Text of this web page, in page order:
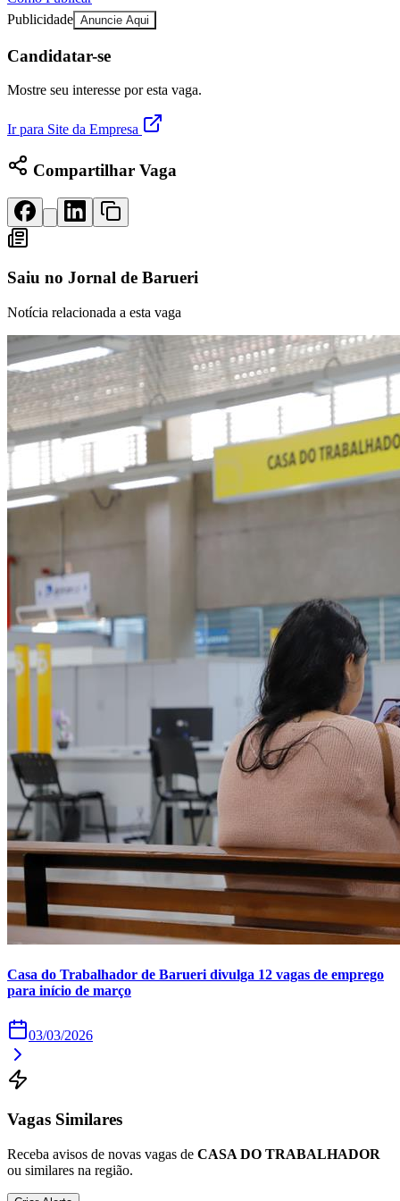
Para Sua Empresa
Anuncie Regional
Guia de Empresas
Guia Comercial
Agenda de Vestibulares
Concursos
Panorama Econômico
Verificar EmpresaNovo
Anunciar Vagas
Novo
Publicidade Legal
NBA
NFL
Fórmula 1
UFC
Tênis (ATP)
MLB
NHL
Competições de Futebol
Brasileirão Série A
Brasileirão Série B
Paulistão
Copa do Brasil
Libertadores
Copa América
Champions League
Premier League
La Liga
Bundesliga
Mundial 2026
Times - Ir direto
Publicidade Anuncie Aqui
Candidatar-se
Mostre seu interesse por esta vaga.
Ir para Site da Empresa
Compartilhar Vaga
Saiu no Jornal de Barueri
Notícia relacionada a esta vaga
Casa do Trabalhador de Barueri divulga 12 vagas de emprego
para início de março
03/03/2026
Vagas Similares
Receba avisos de novas vagas de CASA DO TRABALHADOR
ou similares na região.